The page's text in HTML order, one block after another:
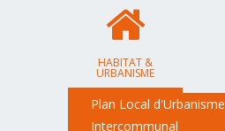
HABITAT &
URBANISME
Plan Local d'Urbanisme
Intercommunal